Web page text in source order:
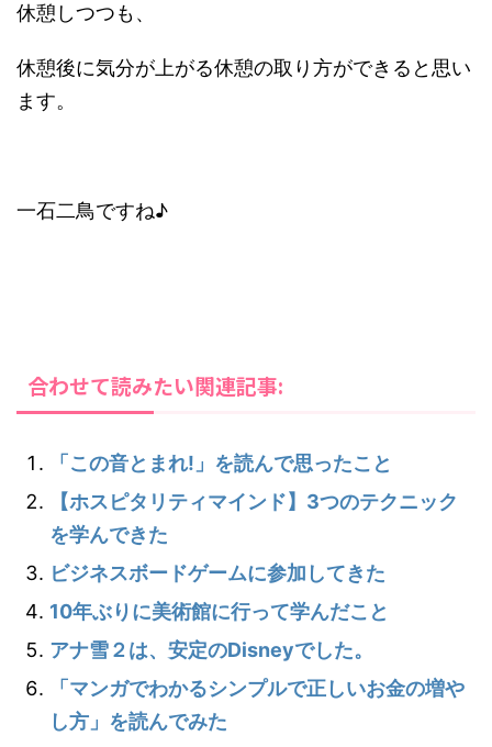
休憩しつつも、
休憩後に気分が上がる休憩の取り方ができると思い
ます。
一石二鳥ですね♪
合わせて読みたい関連記事:
「この音とまれ!」を読んで思ったこと
【ホスピタリティマインド】3つのテクニック
を学んできた
ビジネスボードゲームに参加してきた
10年ぶりに美術館に行って学んだこと
アナ雪２は、安定のDisneyでした。
「マンガでわかるシンプルで正しいお金の増や
し方」を読んでみた